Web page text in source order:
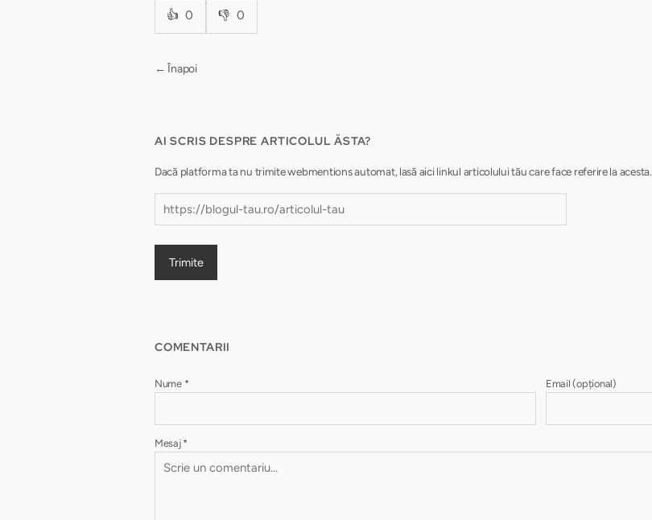
👍 0 👎 0
← Înapoi
AI SCRIS DESPRE ARTICOLUL ĂSTA?
Dacă platforma ta nu trimite webmentions automat, lasă aici linkul articolului tău care face referire la acesta.
Trimite
COMENTARII
Nume * Email(opțional)
Mesaj *